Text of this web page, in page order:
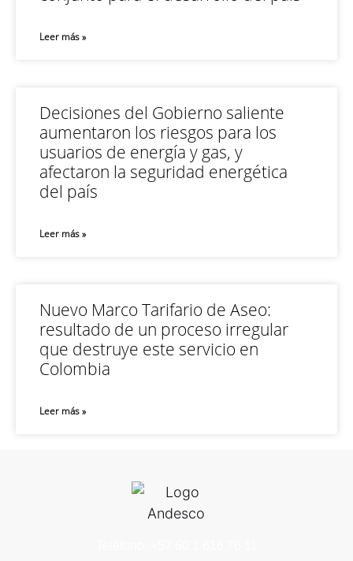
Leer más »
Decisiones del Gobierno saliente
aumentaron los riesgos para los
usuarios de energía y gas, y
afectaron la seguridad energética
del país
Leer más »
Nuevo Marco Tarifario de Aseo:
resultado de un proceso irregular
que destruye este servicio en
Colombia
Leer más »